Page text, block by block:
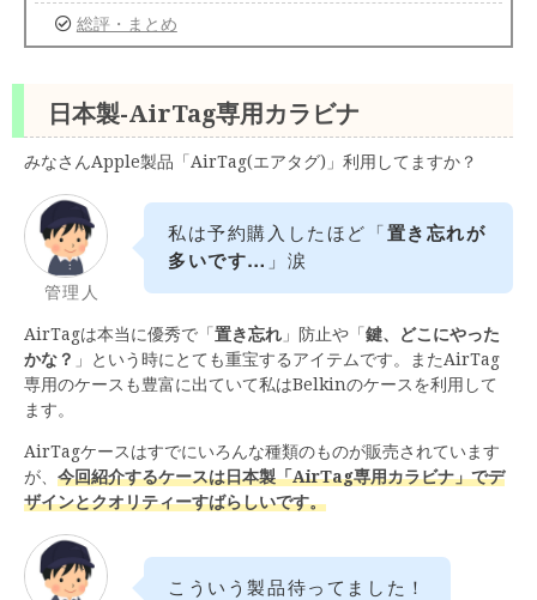
総評・まとめ
日本製-AirTag専用カラビナ
みなさんApple製品「AirTag(エアタグ)」利用してますか？
管理人
私は予約購入したほど「置き忘れが
多いです… 」涙
AirTagは本当に優秀で「 置き忘れ 」防止や「 鍵、どこにやった
かな？ 」という時にとても重宝するアイテムです。またAirTag
専用のケースも豊富に出ていて私はBelkinのケースを利用して
ます。
AirTagケースはすでにいろんな種類のものが販売されています
が、 今回紹介するケースは日本製「AirTag専用カラビナ」でデ
ザインとクオリティーすばらしいです。
こういう製品待ってました！